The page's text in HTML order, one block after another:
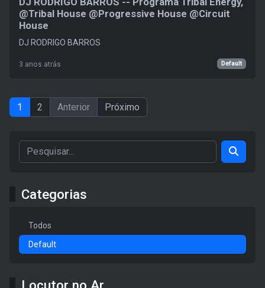
@Tribal House @Progressive House @Circuit
House
DJ RODRIGO BARROS
3 anos atrás Default
1 2 Anterior Próximo
Categorias
Todos
Default
Locutor no Ar